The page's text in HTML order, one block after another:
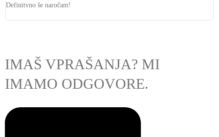
Definitvno še naročam!
IMAŠ VPRAŠANJA? MI
IMAMO ODGOVORE.